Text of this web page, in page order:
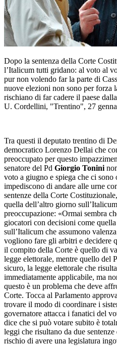
Dopo la sentenza della Corte
l’Italicum tutti gridano: al voto al
pur non volendo far la parte di
nuove elezioni non sono per forza
rischiano di far cadere il paese
U. Cordellini, "Trentino", 27
Tra questi il deputato trentino di
democratico Lorenzo Dellai che
preoccupato per questo
senatore del Pd Giorgio Tonini
voto a giugno e spiega che ci
impediscono di andare alle urne
sentenze della Corte
quella dell’altro giorno
preoccupazione: «Ormai sembra
giocatori con decisioni come
sull’Italicum che assumono
vogliono fare gli arbitri e decidere
il compito della Corte è quello di
legge elettorale, mentre quello del
sicuro, la legge elettorale che
immediatamente applicabile, ma
questo è un problema che deve
Corte. Tocca al Parlamento
trovare il modo di coordinare i
governatore attacca i fanatici del
dice che si può votare subito è
leggi che risultano da due
rischio di avere una legislatura